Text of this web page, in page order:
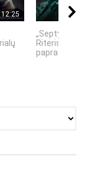
12:25
„Septynių
Riteris" – kai